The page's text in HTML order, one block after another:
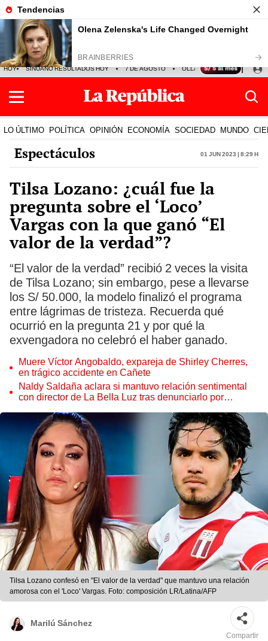
HOY SINUANO RESULTADOS HOY 7 DE AGOSTO OLLANTA HUMALA
LO ÚLTIMO POLÍTICA OPINIÓN ECONOMÍA SOCIEDAD MUNDO
Espectáculos 01 Jun 2023 | 8:29 h
Tilsa Lozano: ¿cuál fue la
pregunta sobre el ‘Loco’
Vargas con la que ganó “El
valor de la verdad”?
“El valor de la verdad” recibió 2 veces la visita
de Tilsa Lozano; sin embargo, pese a llevarse
los S/ 50.000, la modelo finalizó el programa
entre lágrimas de tristeza. Recuerda qué
ocurrió en la pregunta 21 y por qué la
exvengadora no celebró el haber ganado.
Muere Víctor Angobaldo, expareja de Shirley Cherres,
en trágico accidente en Cañete
Naldy Saldaña aclara si mantuvo relación sentimental
con director de La Bella Luz tras denunciarlo por
Tilsa Lozano confesó en "El valor de la verdad" que mantuvo una relación
amorosa con el 'Loco' Vargas. Foto: composición LR/Latina/AFP
Marilú Sánchez
Compartir